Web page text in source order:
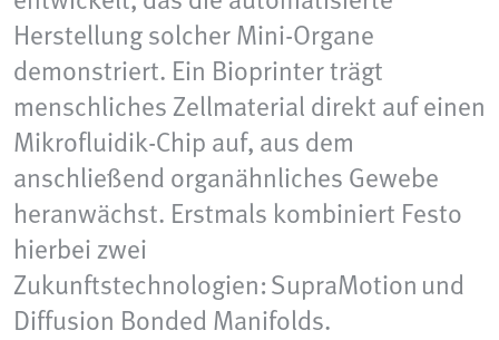
Herstellung solcher Mini‑Organe
demonstriert. Ein Bioprinter trägt
menschliches Zellmaterial direkt auf einen
Mikrofluidik‑Chip auf, aus dem
anschließend organähnliches Gewebe
heranwächst. Erstmals kombiniert Festo
hierbei zwei
Zukunftstechnologien: SupraMotion und
Diffusion Bonded Manifolds.